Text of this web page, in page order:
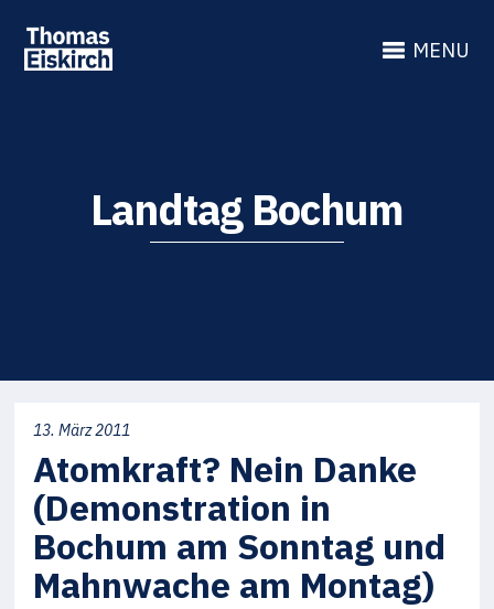
MENU
Landtag Bochum
13. März 2011
Atomkraft? Nein Danke
(Demonstration in
Bochum am Sonntag und
Mahnwache am Montag)